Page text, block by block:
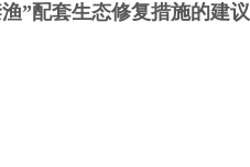
”配套生态修复措施的建议